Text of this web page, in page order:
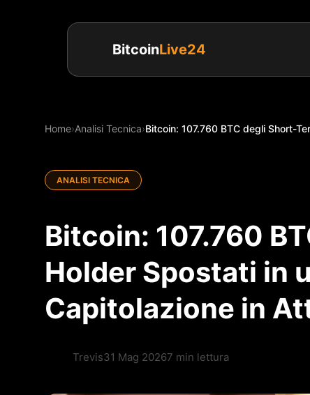
BitcoinLive24
Home›Analisi Tecnica›Bitcoin: 107.760 BTC degli Short-
ANALISI TECNICA
Bitcoin: 107.760
Holder Spostati in
Capitolazione in
Trevis31 Mag 20267 min lettura